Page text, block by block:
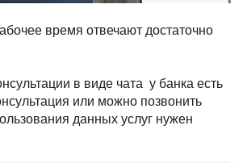
время отвечают достаточно
в виде чата у банка есть
или можно позвонить
данных услуг нужен